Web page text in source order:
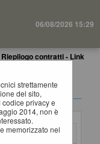
06/08/2026 15:29
Riepilogo contratti - Link
strettamente
del sito,
privacy e
2014, non è
memorizzato nel